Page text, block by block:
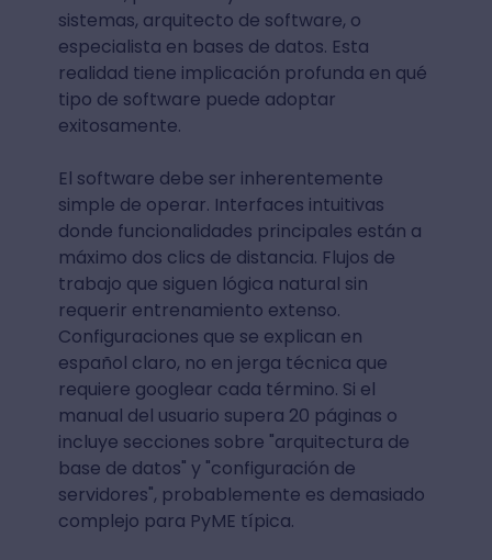
sistemas, arquitecto de software, o
especialista en bases de datos. Esta
realidad tiene implicación profunda en qué
tipo de software puede adoptar
exitosamente.
El software debe ser inherentemente
simple de operar. Interfaces intuitivas
donde funcionalidades principales están a
máximo dos clics de distancia. Flujos de
trabajo que siguen lógica natural sin
requerir entrenamiento extenso.
Configuraciones que se explican en
español claro, no en jerga técnica que
requiere googlear cada término. Si el
manual del usuario supera 20 páginas o
incluye secciones sobre "arquitectura de
base de datos" y "configuración de
servidores", probablemente es demasiado
complejo para PyME típica.